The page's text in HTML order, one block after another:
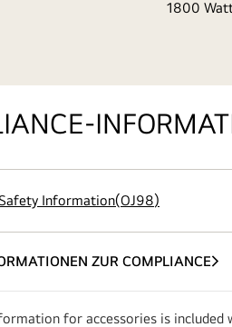
1800
Information(OJ98)
ZUR COMPLIANCE
for accessories is